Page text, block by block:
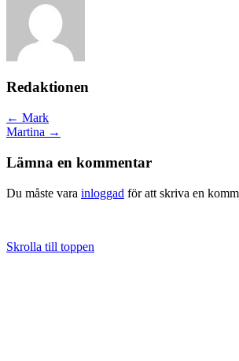
Redaktionen
Posts
navigation
← Mark
Martina →
Lämna en kommentar
Du måste vara inloggad för att skriva en
Skrolla till toppen